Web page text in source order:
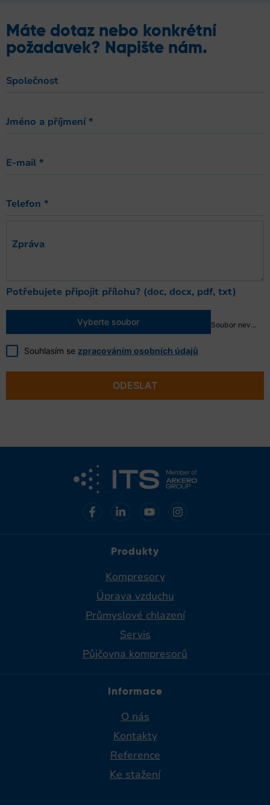
Máte dotaz nebo konkrétní
požadavek? Napište nám.
Společnost
Jméno a příjmení*
E-mail *
Telefon *
Zpráva
Potřebujete připojit přílohu? (doc, docx, pdf, txt)
Vyberte soubor Soubor nevybrán
Souhlasím se zpracováním osobních údajů
ODESLAT
Produkty
Kompresory
Úprava vzduchu
Průmyslové chlazení
Servis
Půjčovna kompresorů
Informace
O nás
Kontakty
Reference
Ke stažení